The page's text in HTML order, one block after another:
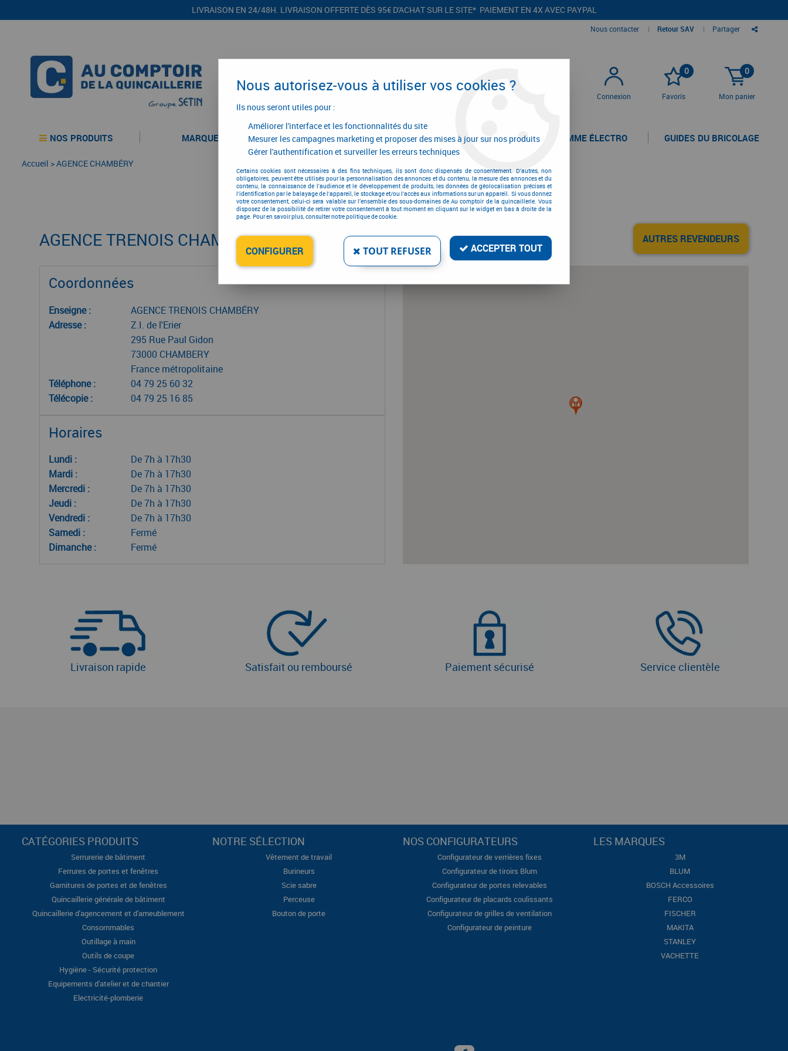
LIVRAISON EN 24/48H. LIVRAISON OFFERTE DÈS 95€ D'ACHAT SUR LE SITE* PAIEMENT EN 4X AVEC PAYPAL
Nous contacter | Retour SAV | Partager
Connexion
0
Favoris
0
Mon panier
NOS PRODUITS MARQUES CONFIGURATEURS PROMOTIONS LA GAMME ÉLECTRO GUIDES DU BRICOLAGE
Accueil >AGENCE CHAMBÉRY
AGENCE CHAMBÉRY
AGENCE TRENOIS CHAMBÉRYPoint Relais AUTRES REVENDEURS
Coordonnées
Enseigne :
AGENCE TRENOIS CHAMBÉRY
Adresse :
Z.I. de l'Erier
295 Rue Paul Gidon
73000 CHAMBERY
France métropolitaine
Téléphone :
04 79 25 60 32
Télécopie :
04 79 25 16 85
Horaires
Lundi :
De 7h à 17h30
Mardi :
De 7h à 17h30
Mercredi :
De 7h à 17h30
Jeudi :
De 7h à 17h30
Vendredi :
De 7h à 17h30
Samedi :
Fermé
Dimanche :
Fermé
Livraison rapide Satisfait ou remboursé Paiement sécurisé Service clientèle
CATÉGORIES PRODUITS
Serrurerie de bâtiment
Ferrures de portes et fenêtres
Garnitures de portes et de fenêtres
Quincaillerie générale de bâtiment
Quincaillerie d'agencement et d'ameublement
Consommables
Outillage à main
Outils de coupe
Hygiène - Sécurité protection
Equipements d'atelier et de chantier
Electricité-plomberie
NOTRE SÉLECTION
Vêtement de travail
Burineurs
Scie sabre
Perceuse
Bouton de porte
NOS CONFIGURATEURS
Configurateur de verrières fixes
Configurateur de tiroirs Blum
Configurateur de portes relevables
Configurateur de placards coulissants
Configurateur de grilles de ventilation
Configurateur de peinture
LES MARQUES
3M
BLUM
BOSCH Accessoires
FERCO
FISCHER
MAKITA
STANLEY
VACHETTE
Nous autorisez-vous à utiliser vos cookies ?
Ils nous seront utiles pour :
Améliorer l'interface et les fonctionnalités du site
Mesurer les campagnes marketing et proposer des mises à jour sur nos produits
Gérer l'authentification et surveiller les erreurs techniques
Certains cookies sont nécessaires à des fins techniques, ils sont donc dispensés de consentement. D'autres, non
obligatoires, peuvent être utilisés pour la personnalisation des annonces et du contenu, la mesure des annonces et du
contenu, la connaissance de l'audience et le développement de produits, les données de géolocalisation précises et
l'identification par le balayage de l'appareil, le stockage et/ou l'accès aux informations sur un appareil. Si vous donnez
votre consentement, celui-ci sera valable sur l’ensemble des sous-domaines de Au comptoir de la quincaillerie. Vous
disposez de la possibilité de retirer votre consentement à tout moment en cliquant sur le widget en bas à droite de la
page. Pour en savoir plus, consulter notre politique de cookie.
CONFIGURER TOUT REFUSER ACCEPTER TOUT